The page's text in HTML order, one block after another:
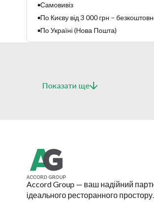
Самовивіз
По Києву від 3 000 грн –
По Україні (Нова Пошта)
Показати ще
Accord Group — ваш надійний
ідеального ресторанного